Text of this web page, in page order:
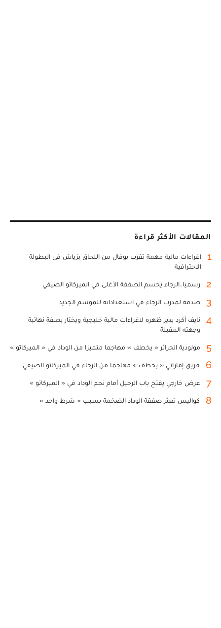
المقالات الأكثر قراءة
1
اغراءات مالية مهمة تقرب بوفال من اللحاق بزياش في البطولة
الاحترافية
2 رسميا..الرجاء يحسم الصفقة الأغلى في الميركاتو الصيفي
3 صدمة لمدرب الرجاء في استعداداته للموسم الجديد
4
نايف أكرد يدير ظهره لاغراءات مالية خليجية ويختار بصفة نهائية
وجهته المقبلة
5 مولودية الجزائر « يخطف » مهاجما متميزا من الوداد في « الميركاتو »
6 فريق إماراتي « يخطف » مهاجما من الرجاء في الميركاتو الصيفي
7 عرض خارجي يفتح باب الرحيل أمام نجم الوداد في « الميركاتو »
8 كواليس تعثر صفقة الوداد الضخمة بسبب « شرط واحد »